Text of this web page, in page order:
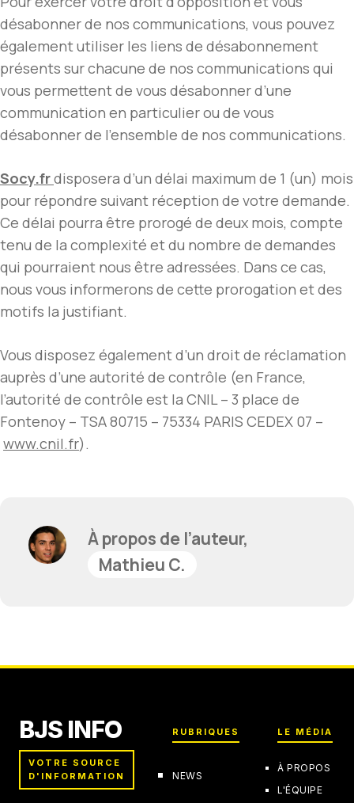
désabonner de nos communications, vous pouvez
également utiliser les liens de désabonnement
présents sur chacune de nos communications qui
vous permettent de vous désabonner d’une
communication en particulier ou de vous
désabonner de l’ensemble de nos communications.
Socy.frdisposera d’un délai maximum de 1 (un) mois
pour répondre suivant réception de votre demande.
Ce délai pourra être prorogé de deux mois, compte
tenu de la complexité et du nombre de demandes
qui pourraient nous être adressées. Dans ce cas,
nous vous informerons de cette prorogation et des
motifs la justifiant.
Vous disposez également d’un droit de réclamation
auprès d’une autorité de contrôle (en France,
l’autorité de contrôle est la CNIL – 3 place de
Fontenoy – TSA 80715 – 75334 PARIS CEDEX 07 –
www.cnil.fr).
À propos de l’auteur,
Mathieu C.
BJS INFO
VOTRE SOURCE
D'INFORMATION
RUBRIQUES
NEWS
LE MÉDIA
À PROPOS
L'ÉQUIPE